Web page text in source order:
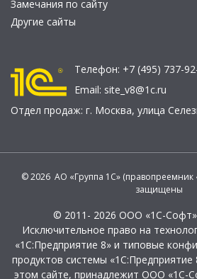
Замечания по сайту
Другие сайты
Телефон: +7 (495) 737-
Email: site_v8@1c.ru
Отдел продаж: г. Москва, улица
© 2026 АО «Группа 1С» (правопреемник
защищены
© 2011- 2026 ООО «1С-
Исключительное право на
«1С:Предприятие 8» и типовые
продуктов системы «1С:Предприятие
этом сайте, принадлежит ООО «1С-